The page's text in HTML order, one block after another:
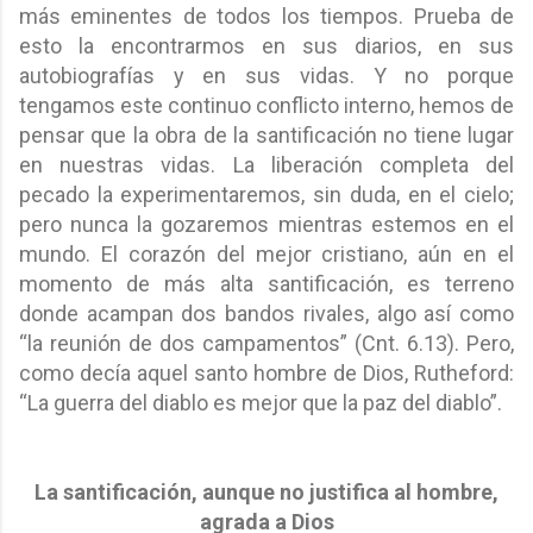
más eminentes de todos los tiempos. Prueba de
esto la encontrarmos en sus diarios, en sus
autobiografías y en sus vidas. Y no porque
tengamos este continuo conflicto interno, hemos de
pensar que la obra de la santificación no tiene lugar
en nuestras vidas. La liberación completa del
pecado la experimentaremos, sin duda, en el cielo;
pero nunca la gozaremos mientras estemos en el
mundo. El corazón del mejor cristiano, aún en el
momento de más alta santificación, es terreno
donde acampan dos bandos rivales, algo así como
“la reunión de dos campamentos” (Cnt. 6.13). Pero,
como decía aquel santo hombre de Dios, Rutheford:
“La guerra del diablo es mejor que la paz del diablo”.
La santificación, aunque no justifica al hombre,
agrada a Dios